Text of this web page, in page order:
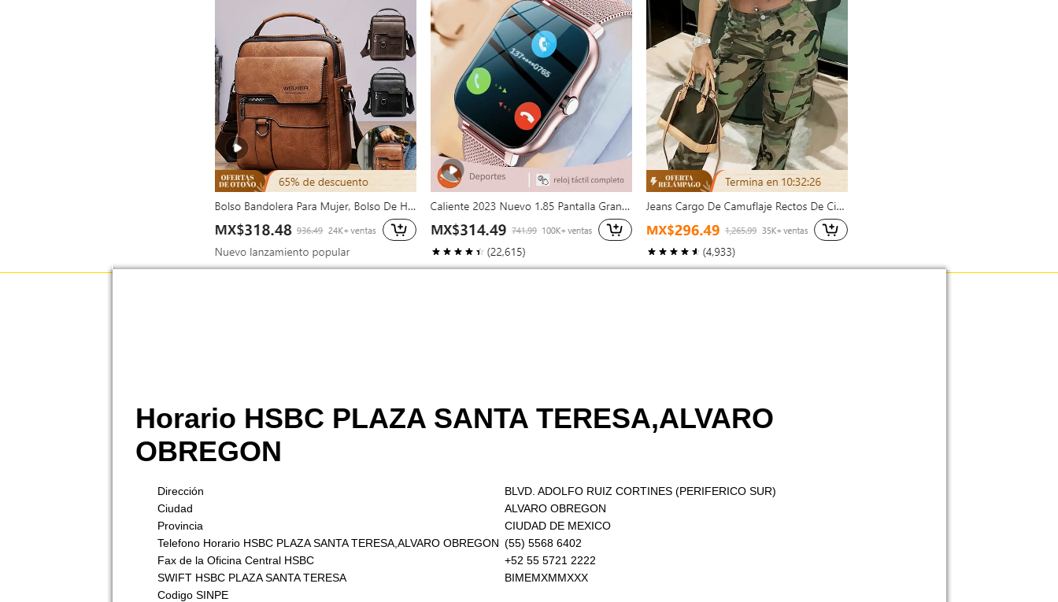
Horario HSBC PLAZA SANTA TERESA,ALVARO
OBREGON
Dirección
BLVD. ADOLFO RUIZ CORTINES (PERIFERICO SUR)
Ciudad
ALVARO OBREGON
Provincia
CIUDAD DE MEXICO
Telefono Horario HSBC PLAZA SANTA TERESA,ALVARO OBREGON (55) 5568 6402
Fax de la Oficina Central HSBC
+52 55 5721 2222
SWIFT HSBC PLAZA SANTA TERESA
BIMEMXMMXXX
Codigo SINPE